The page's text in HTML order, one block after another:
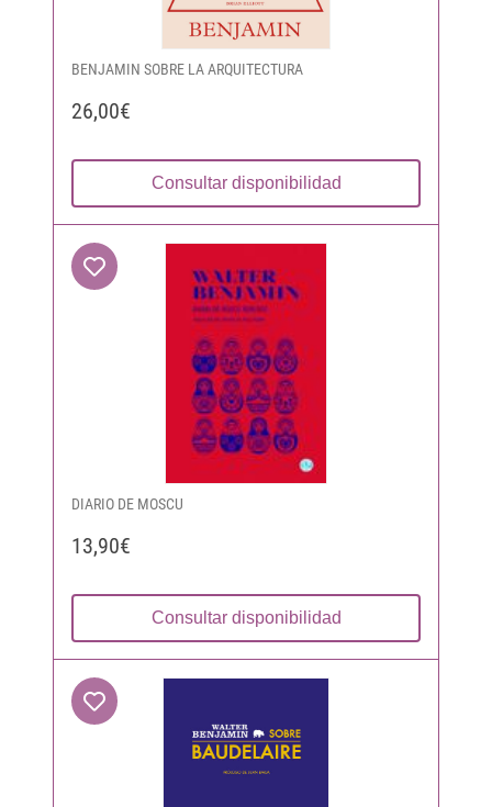
BENJAMIN SOBRE LA ARQUITECTURA
26,00€
Consultar disponibilidad
DIARIO DE MOSCU
13,90€
Consultar disponibilidad